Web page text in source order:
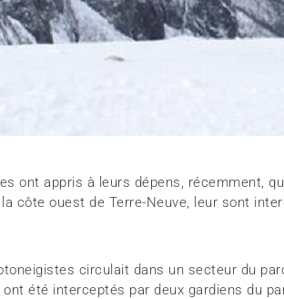
ont appris à leurs dépens, récemment,
côte ouest de Terre-Neuve, leur sont
circulait dans un secteur du
été interceptés par deux gardiens du